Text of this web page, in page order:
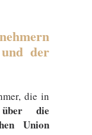
der
die in
die
Union